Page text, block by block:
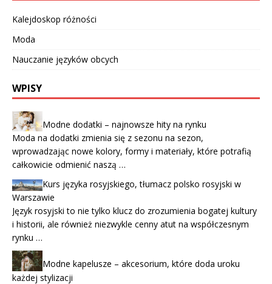
Kalejdoskop różności
Moda
Nauczanie języków obcych
WPISY
Modne dodatki – najnowsze hity na rynku
Moda na dodatki zmienia się z sezonu na sezon,
wprowadzając nowe kolory, formy i materiały, które potrafią
całkowicie odmienić naszą …
Kurs języka rosyjskiego, tłumacz polsko rosyjski w
Warszawie
Język rosyjski to nie tylko klucz do zrozumienia bogatej kultury
i historii, ale również niezwykle cenny atut na współczesnym
rynku …
Modne kapelusze – akcesorium, które doda uroku
każdej stylizacji